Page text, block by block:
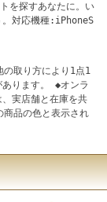
を探すあなたに。い
。対応機種:iPhoneS
の取り方により1点1
あります。 ◆オンラ
実店舗と在庫を共
品の色と表示され